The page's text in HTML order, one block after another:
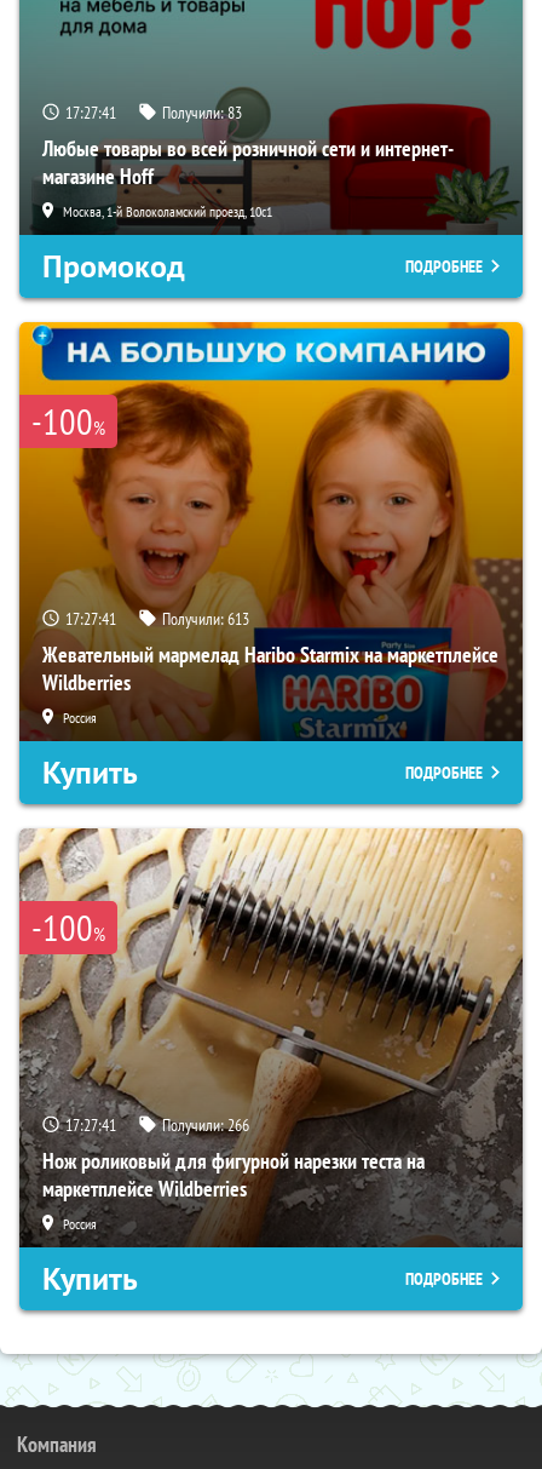
17:27:40 Получили:83
Любые товары во всей розничной сети и интернет-
магазине Hoff
Москва, 1-й Волоколамский проезд, 10с1
Промокод ПОДРОБНЕЕ
-100%
17:27:40 Получили:613
Жевательный мармелад Haribo Starmix на маркетплейсе
Wildberries
Россия
Купить ПОДРОБНЕЕ
-100%
17:27:40 Получили:266
Нож роликовый для фигурной нарезки теста на
маркетплейсе Wildberries
Россия
Купить ПОДРОБНЕЕ
Компания